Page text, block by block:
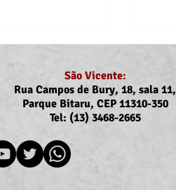
do auxílio-
São Vicente:
Rua Campos de Bury, 18, sala 11,
Parque Bitaru, CEP 11310-350
Tel: (13) 3468-2665